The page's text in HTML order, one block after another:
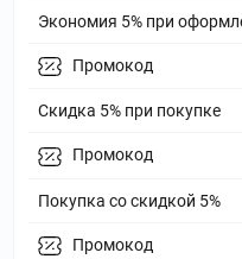
Экономия 5% при
Промокод
Скидка 5% при покупке
Промокод
Покупка со скидкой 5%
Промокод